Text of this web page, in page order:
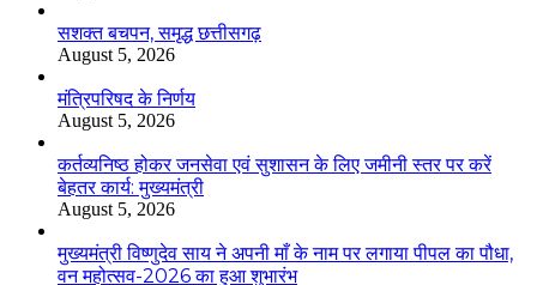
सशक्त बचपन, समृद्ध छत्तीसगढ़
August 5, 2026
मंत्रिपरिषद के निर्णय
August 5, 2026
कर्तव्यनिष्ठ होकर जनसेवा एवं सुशासन के लिए जमीनी स्तर पर करें
बेहतर कार्य: मुख्यमंत्री
August 5, 2026
मुख्यमंत्री विष्णुदेव साय ने अपनी माँ के नाम पर लगाया पीपल का पौधा,
वन महोत्सव-2026 का हुआ शुभारंभ